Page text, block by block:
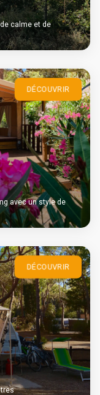
calme et de
DÉCOUVRIR
avec un style de
DÉCOUVRIR